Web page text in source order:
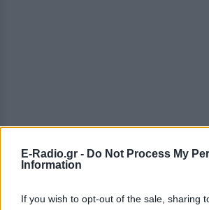
E-Radio.gr - Do Not Process My
Information
If you wish to opt-out of the sale, sharing